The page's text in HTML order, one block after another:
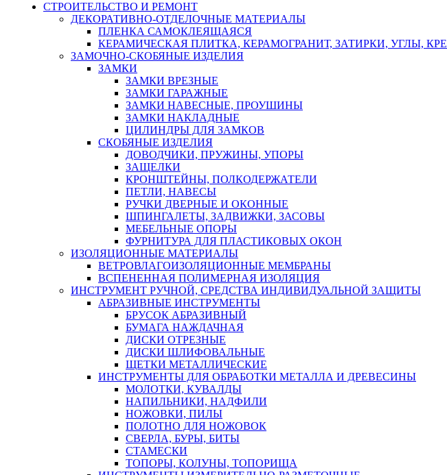
СТРОИТЕЛЬСТВО И РЕМОНТ
ДЕКОРАТИВНО-ОТДЕЛОЧНЫЕ МАТЕРИАЛЫ
ПЛЕНКА САМОКЛЕЯЩАЯСЯ
КЕРАМИЧЕСКАЯ ПЛИТКА, КЕРАМОГРАНИТ, ЗАТИРКИ, УГЛЫ,
ЗАМОЧНО-СКОБЯНЫЕ ИЗДЕЛИЯ
ЗАМКИ
ЗАМКИ ВРЕЗНЫЕ
ЗАМКИ ГАРАЖНЫЕ
ЗАМКИ НАВЕСНЫЕ, ПРОУШИНЫ
ЗАМКИ НАКЛАДНЫЕ
ЦИЛИНДРЫ ДЛЯ ЗАМКОВ
СКОБЯНЫЕ ИЗДЕЛИЯ
ДОВОДЧИКИ, ПРУЖИНЫ, УПОРЫ
ЗАЩЕЛКИ
КРОНШТЕЙНЫ, ПОЛКОДЕРЖАТЕЛИ
ПЕТЛИ, НАВЕСЫ
РУЧКИ ДВЕРНЫЕ И ОКОННЫЕ
ШПИНГАЛЕТЫ, ЗАДВИЖКИ, ЗАСОВЫ
МЕБЕЛЬНЫЕ ОПОРЫ
ФУРНИТУРА ДЛЯ ПЛАСТИКОВЫХ ОКОН
ИЗОЛЯЦИОННЫЕ МАТЕРИАЛЫ
ВЕТРОВЛАГОИЗОЛЯЦИОННЫЕ МЕМБРАНЫ
ВСПЕНЕННАЯ ПОЛИМЕРНАЯ ИЗОЛЯЦИЯ
ИНСТРУМЕНТ РУЧНОЙ, СРЕДСТВА ИНДИВИДУАЛЬНОЙ ЗАЩИТЫ
АБРАЗИВНЫЕ ИНСТРУМЕНТЫ
БРУСОК АБРАЗИВНЫЙ
БУМАГА НАЖДАЧНАЯ
ДИСКИ ОТРЕЗНЫЕ
ДИСКИ ШЛИФОВАЛЬНЫЕ
ЩЕТКИ МЕТАЛЛИЧЕСКИЕ
ИНСТРУМЕНТЫ ДЛЯ ОБРАБОТКИ МЕТАЛЛА И ДРЕВЕСИНЫ
МОЛОТКИ, КУВАЛДЫ
НАПИЛЬНИКИ, НАДФИЛИ
НОЖОВКИ, ПИЛЫ
ПОЛОТНО ДЛЯ НОЖОВОК
СВЕРЛА, БУРЫ, БИТЫ
СТАМЕСКИ
ТОПОРЫ, КОЛУНЫ, ТОПОРИЩА